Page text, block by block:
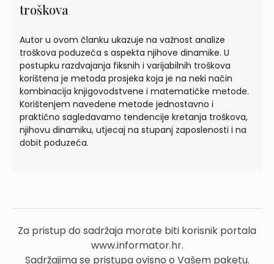
troškova
Autor u ovom članku ukazuje na važnost analize
troškova poduzeća s aspekta njihove dinamike. U
postupku razdvajanja fiksnih i varijabilnih troškova
korištena je metoda prosjeka koja je na neki način
kombinacija knjigovodstvene i matematičke metode.
Korištenjem navedene metode jednostavno i
praktično sagledavamo tendencije kretanja troškova,
njihovu dinamiku, utjecaj na stupanj zaposlenosti i na
dobit poduzeća.
Za pristup do sadržaja morate biti korisnik portala
www.informator.hr.
Sadržajima se pristupa ovisno o Vašem paketu.